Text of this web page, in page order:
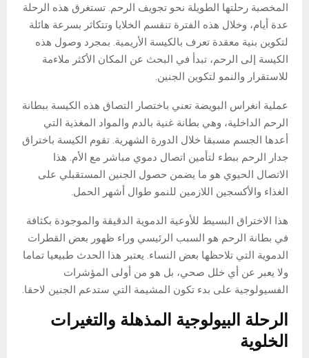
المخصبة رحلتها الطويلة نحو تجويف الرحم. تستغرق هذه الرحلة
عدة أيام، وخلال هذه الفترة تنقسم الخلايا وتتكاثر بسرعة هائلة
لتكوين بنية معقدة تعرف بالكيسة الأريمية. بمجرد وصول هذه
الكيسة إلى الرحم، تبدأ في البحث عن المكان الأكثر ملاءمة
للاستقرار والنمو لتكوين الجنين.
عملية انغراس البويضة تعني باختصار التصاق هذه الكيسة ببطانة
الرحم الداخلية، وهي بطانة غنية بالدم والمواد المغذية التي
أعدها الجسم مسبقا خلال الدورة الشهرية. تقوم الكيسة باختراق
جدار الرحم ببطء لتأمين اتصال دموي مباشر مع الأم. هذا
الاتصال الحيوي هو ما يضمن حصول الجنين المستقبلي على
الغذاء والأكسجين اللازمين للنمو طوال أشهر الحمل.
هذا الاختراق البسيط للأوعية الدموية الدقيقة والموجودة بكثافة
في بطانة الرحم هو السبب الرئيسي وراء ظهور بعض القطرات
الدموية التي تلاحظها بعض النساء. يعتبر هذا الحدث طبيعيا تماما
ولا يعبر عن أي خلل صحي، بل هو من أولى المؤشرات
الفسيولوجية على بدء تكون المشيمة التي ستدعم الجنين لاحقا.
الرحلة البيولوجية المذهلة والتغيرات
الخلوية